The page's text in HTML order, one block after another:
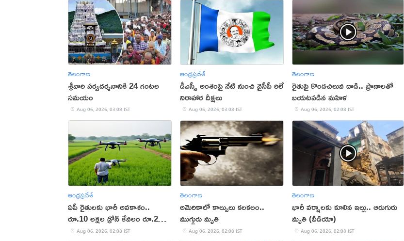
తెలంగాణ
శ్రీవారి సర్వదర్శనానికి 24 గంటల
సమయం
Aug 06, 2026, 03:08 IST
ఆంధ్రప్రదేశ్
డీఎస్సీ అంశంపై నేటి నుంచి వైసీపీ రిలే
నిరాహార దీక్షలు
Aug 06, 2026, 03:08 IST
తెలంగాణ
రైతుపై కొండచిలువ దాడి.. ప్రాణాలతో
బయటపడిన మహిళ
Aug 06, 2026, 02:08 IST
ఆంధ్రప్రదేశ్
ఏపీ రైతులకు భారీ అవకాశం..
రూ.10 లక్షల డ్రోన్ కేవలం రూ.2
లక్షలకే!
Aug 06, 2026, 02:08 IST
తెలంగాణ
అమెరికాలో కాల్పులు కలకలం..
ముగ్గురు మృతి
Aug 06, 2026, 02:08 IST
తెలంగాణ
భారీ వర్షాలకు కూలిన ఇల్లు.. ఆరుగురు
మృతి (వీడియో)
Aug 06, 2026, 02:08 IST